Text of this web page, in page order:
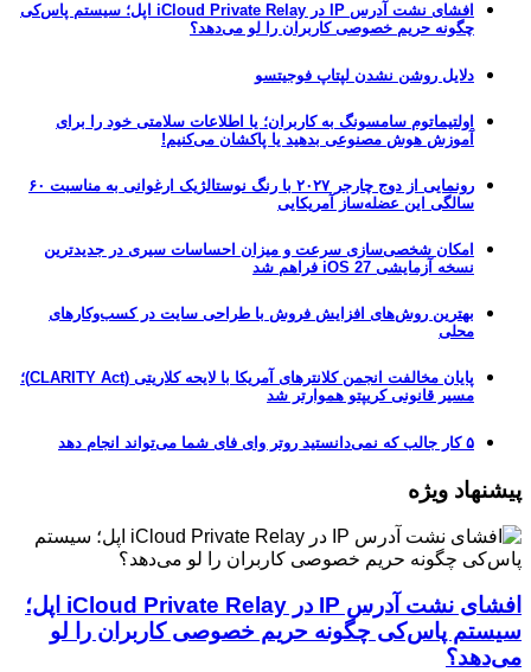
افشای نشت آدرس IP در iCloud Private Relay اپل؛ سیستم پاس‌کی
چگونه حریم خصوصی کاربران را لو می‌دهد؟
دلایل روشن نشدن لپتاپ فوجیتسو
اولتیماتوم سامسونگ به کاربران؛ یا اطلاعات سلامتی خود را برای
آموزش هوش مصنوعی بدهید یا پاکشان می‌کنیم!
رونمایی از دوج چارجر ۲۰۲۷ با رنگ نوستالژیک ارغوانی به مناسبت ۶۰
سالگی این عضله‌ساز آمریکایی
امکان شخصی‌سازی سرعت و میزان احساسات سیری در جدیدترین
نسخه آزمایشی iOS 27 فراهم شد
بهترین روش‌های افزایش فروش با طراحی سایت در کسب‌وکارهای
محلی
پایان مخالفت انجمن کلانترهای آمریکا با لایحه کلاریتی (CLARITY Act)؛
مسیر قانونی کریپتو هموارتر شد
۵ کار جالب که نمی‌دانستید روتر وای فای شما می‌تواند انجام دهد
پیشنهاد ویژه
افشای نشت آدرس IP در iCloud Private Relay اپل؛
سیستم پاس‌کی چگونه حریم خصوصی کاربران را لو
می‌دهد؟